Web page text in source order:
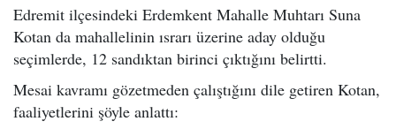
Edremit ilçesindeki Erdemkent Mahalle Muhtarı Suna
Kotan da mahallelinin ısrarı üzerine aday olduğu
seçimlerde, 12 sandıktan birinci çıktığını belirtti.
Mesai kavramı gözetmeden çalıştığını dile getiren Kotan,
faaliyetlerini şöyle anlattı: